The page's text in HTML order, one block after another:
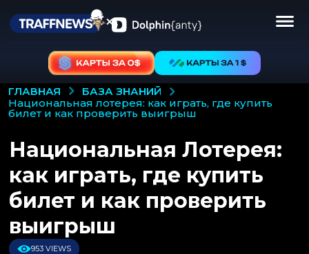
ГЛАВНАЯ
БАЗА ЗНАНИЙ
национальная лотерея: как играть, где купить
билет и как проверить выигрыш
Национальная Лотерея:
как играть, где купить
билет и как проверить
выигрыш
953 VIEWS